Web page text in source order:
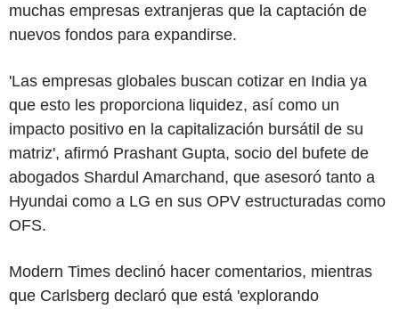
muchas empresas extranjeras que la captación de
nuevos fondos para expandirse.
'Las empresas globales buscan cotizar en India ya
que esto les proporciona liquidez, así como un
impacto positivo en la capitalización bursátil de su
matriz', afirmó Prashant Gupta, socio del bufete de
abogados Shardul Amarchand, que asesoró tanto a
Hyundai como a LG en sus OPV estructuradas como
OFS.
Modern Times declinó hacer comentarios, mientras
que Carlsberg declaró que está 'explorando